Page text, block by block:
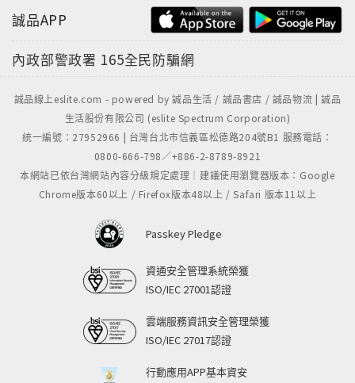
誠品APP
內政部警政署 165全民防騙網
誠品線上eslite.com - powered by 誠品生活 / 誠品書店 / 誠品物流 | 誠品
生活股份有限公司 (eslite Spectrum Corporation)
統一編號：27952966 | 台灣台北市信義區松德路204號B1 服務電話：
0800-666-798／+886-2-8789-8921
本網站已依台灣網站內容分級規定處理｜建議使用瀏覽器版本：Google
Chrome版本60以上 / Firefox版本48以上 / Safari 版本11以上
Passkey Pledge
資通安全管理系統榮獲
ISO/IEC 27001認證
雲端服務資訊安全管理榮獲
ISO/IEC 27017認證
行動應用APP基本資安